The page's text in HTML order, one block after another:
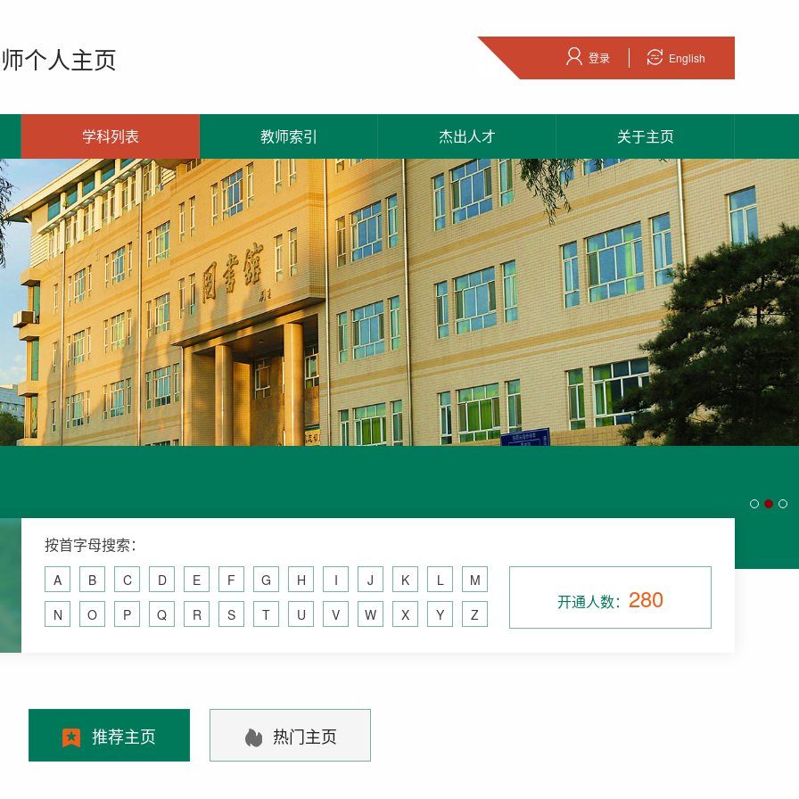
个人主页 登录 English
学科列表 教师索引 杰出人才 关于主页
按首字母搜索：
A B C D E F G H I J K L
M
N
O P Q R S T U V W X Y Z
开通人数： 280
推荐主页 热门主页